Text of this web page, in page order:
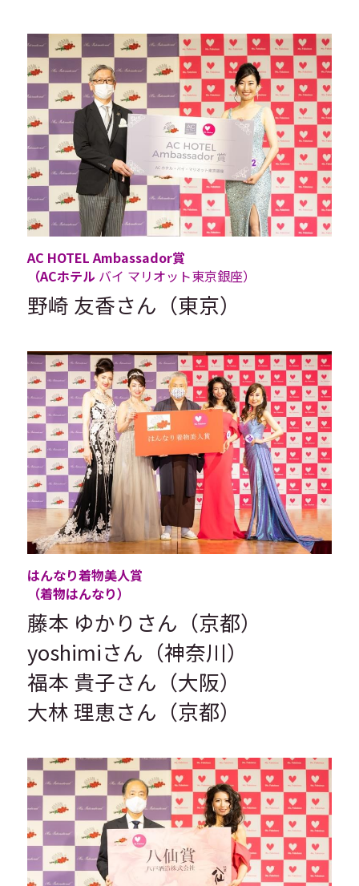
AC HOTEL Ambassador賞
（ACホテル バイ マリオット東京銀座）
野崎 友香さん（東京）
はんなり着物美人賞
（着物はんなり）
藤本 ゆかりさん（京都）
yoshimiさん（神奈川）
福本 貴子さん（大阪）
大林 理恵さん（京都）